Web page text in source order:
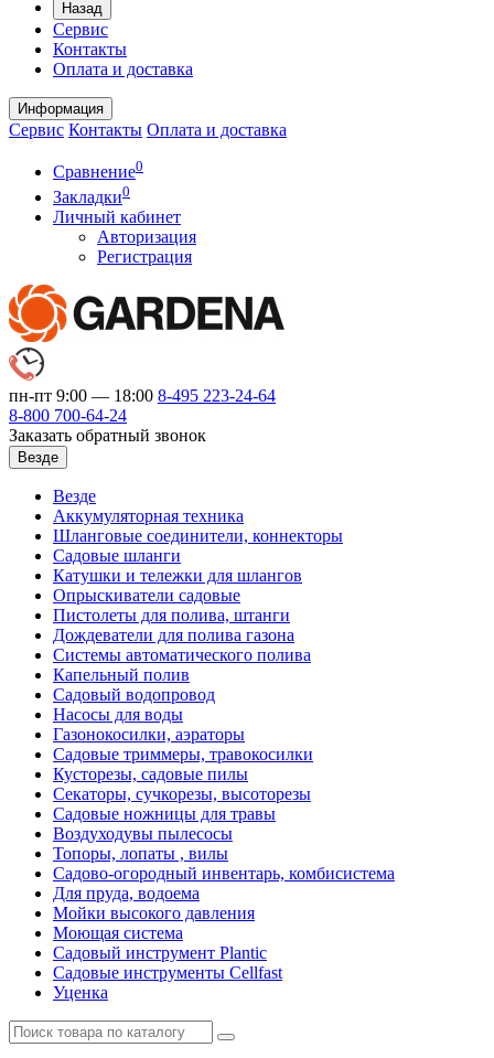
Назад
Сервис
Контакты
Оплата и доставка
Информация
Сервис Контакты Оплата и доставка
Сравнение0
Закладки0
Личный кабинет
Авторизация
Регистрация
пн-пт 9:00 — 18:00 8-495 223-24-64
8-800 700-64-24
Заказать обратный звонок
Везде
Везде
Аккумуляторная техника
Шланговые соединители, коннекторы
Садовые шланги
Катушки и тележки для шлангов
Опрыскиватели садовые
Пистолеты для полива, штанги
Дождеватели для полива газона
Системы автоматического полива
Капельный полив
Садовый водопровод
Насосы для воды
Газонокосилки, аэраторы
Садовые триммеры, травокосилки
Кусторезы, садовые пилы
Секаторы, сучкорезы, высоторезы
Садовые ножницы для травы
Воздуходувы пылесосы
Топоры, лопаты , вилы
Садово-огородный инвентарь, комбисистема
Для пруда, водоема
Мойки высокого давления
Моющая система
Садовый инструмент Plantic
Садовые инструменты Cellfast
Уценка